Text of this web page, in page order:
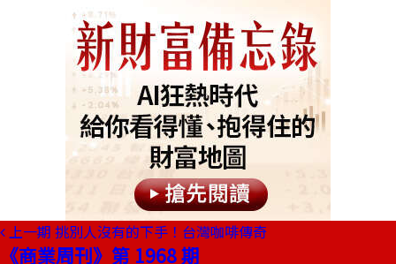
上一期 挑別人沒有的下手！台灣咖啡傳奇
《商業周刊》第 1968 期